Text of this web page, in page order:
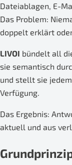
Dateiablagen, E-
Das Problem:
doppelt erklärt
LIVOI bündelt all
sie semantisch
und stellt sie
Verfügung.
Das Ergebnis:
aktuell und aus